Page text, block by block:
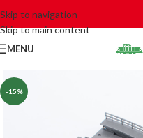
Skip to navigation
Skip to main content
MENU
-15%